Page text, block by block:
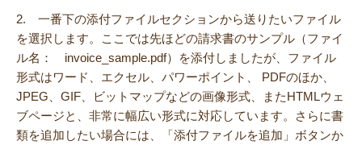
2. 一番下の添付ファイルセクションから送りたいファイル
を選択します。ここでは先ほどの請求書のサンプル（ファイ
ル名： invoice_sample.pdf）を添付しましたが、ファイル
形式はワード、エクセル、パワーポイント、 PDFのほか、
JPEG、GIF、ビットマップなどの画像形式、またHTMLウェ
ブページと、非常に幅広い形式に対応しています。さらに書
類を追加したい場合には、「添付ファイルを追加」ボタンか